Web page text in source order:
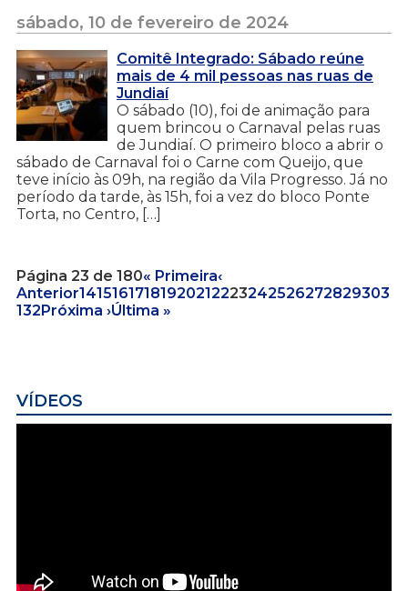
sábado, 10 de fevereiro de 2024
Comitê Integrado: Sábado reúne
mais de 4 mil pessoas nas ruas de
Jundiaí
O sábado (10), foi de animação para
quem brincou o Carnaval pelas ruas
de Jundiaí. O primeiro bloco a abrir o
sábado de Carnaval foi o Carne com Queijo, que
teve início às 09h, na região da Vila Progresso. Já no
período da tarde, às 15h, foi a vez do bloco Ponte
Torta, no Centro, […]
Página 23 de 180« Primeira‹
Anterior14151617181920212223242526272829303
132Próxima ›Última »
VÍDEOS